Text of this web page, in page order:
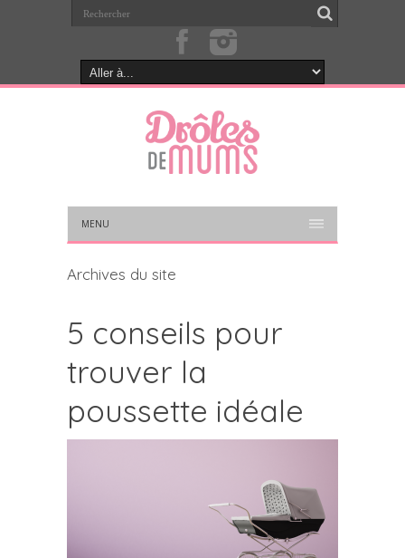
MENU
Archives du site
5 conseils pour
trouver la
poussette idéale